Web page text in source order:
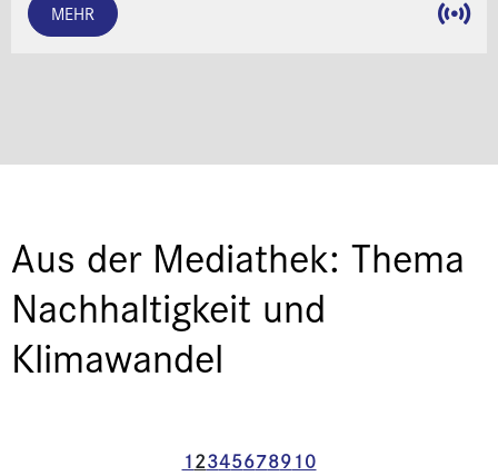
MEHR
Aus der Mediathek: Thema
Nachhaltigkeit und
Klimawandel
12345678910